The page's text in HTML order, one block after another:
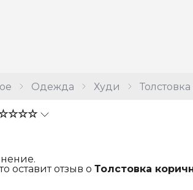
Одежда Худи
оставит отзыв о Толстовка